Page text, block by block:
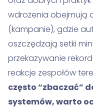
wdrożenia obejmują
(kampanie), gdzie
oszczędzają setki
przekazywanie
reakcje zespołów
często “zbaczać”
systemów, warto